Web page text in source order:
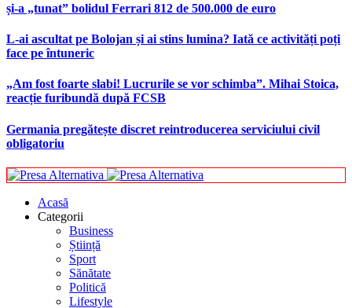
și-a „tunat” bolidul Ferrari 812 de 500.000 de euro
L-ai ascultat pe Bolojan și ai stins lumina? Iată ce activități poți
face pe întuneric
„Am fost foarte slabi! Lucrurile se vor schimba”. Mihai Stoica,
reacție furibundă după FCSB
Germania pregătește discret reintroducerea serviciului civil
obligatoriu
Acasă
Categorii
Business
Știință
Sport
Sănătate
Politică
Lifestyle